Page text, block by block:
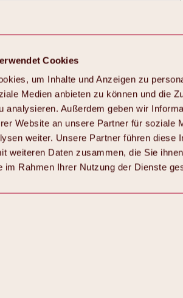
Cookies
um Inhalte und Anzeigen zu
Medien anbieten zu können und die
analysieren. Außerdem geben wir
Website an unsere Partner für soziale
weiter. Unsere Partner führen diese
weiteren Daten zusammen, die Sie
im Rahmen Ihrer Nutzung der Dienste